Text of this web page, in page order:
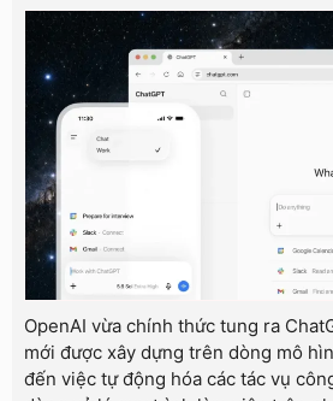
OpenAI vừa chính thức tung ra
mới được xây dựng trên dòng mô
đến việc tự động hóa các tác vụ